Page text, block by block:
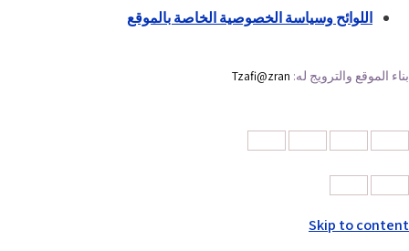
اللوائح وسياسة الخصوصية الخاصة بالموقع
بناء الموقع والترويج له: Tzafi@zran
Skip to content